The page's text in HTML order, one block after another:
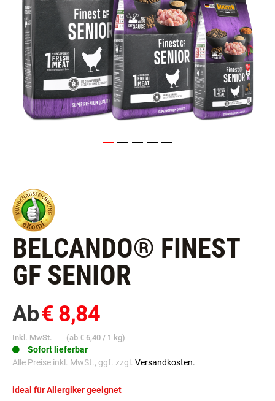
BELCANDO® FINEST
GF SENIOR
Ab€ 8,84
Inkl. MwSt. (ab € 6,40 / 1 kg)
Sofort lieferbar
Alle Preise inkl. MwSt., ggf. zzgl. Versandkosten.
ideal für Allergiker geeignet